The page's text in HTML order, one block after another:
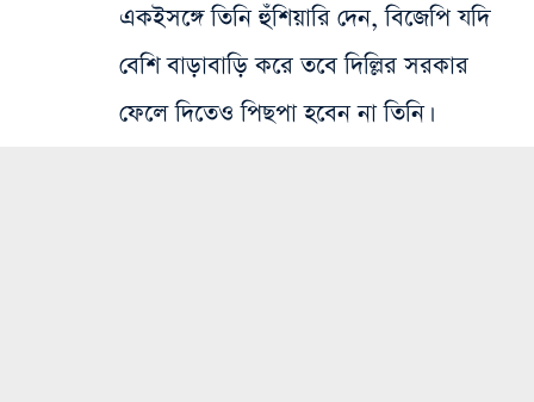
একইসঙ্গে তিনি হুঁশিয়ারি দেন, বিজেপি যদি
বেশি বাড়াবাড়ি করে তবে দিল্লির সরকার
ফেলে দিতেও পিছপা হবেন না তিনি।